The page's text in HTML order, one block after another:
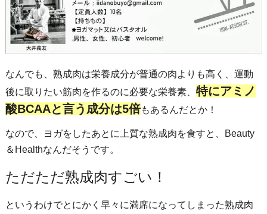
なんでも、熟成肉は栄養成分が普通の肉よりも高く、運動
後に取りたい筋肉を作るのに必要な栄養素、 特にアミノ
酸BCAAと言う成分は5倍もあるんだとか！
なので、ヨガをしたあとに上質な熟成肉を食すと、Beauty
＆Healthなんだそうです。
ただただ熟成肉すごい！
というわけでとにかく早々に満席になってしまった熟成肉